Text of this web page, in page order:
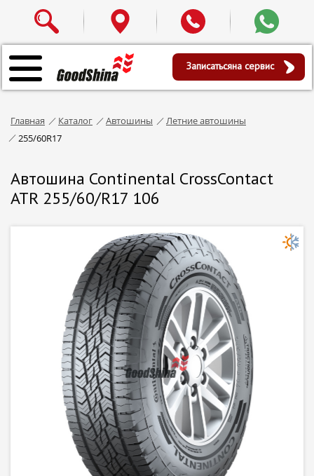
Записатьсяна сервис
Главная Каталог Автошины
Летние автошины
255/60R17
Автошина Continental CrossContact
ATR 255/60/R17 106